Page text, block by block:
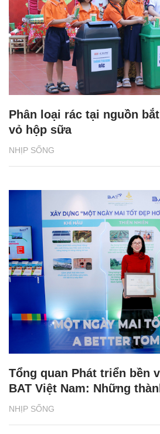
NHỊP SỐNG
Phân loại rác tại nguồn
vỏ hộp sữa
NHỊP SỐNG
Tổng quan Phát triển bền
BAT Việt Nam: Những